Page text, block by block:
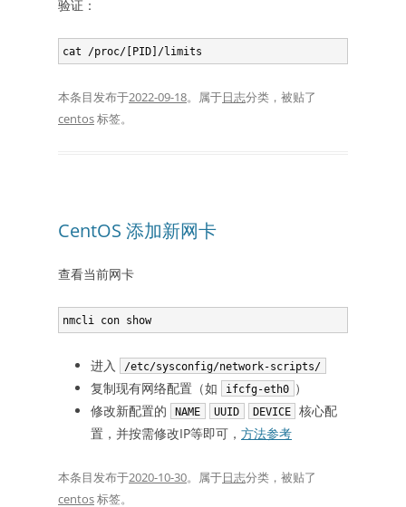
验证：
cat /proc/[PID]/limits
本条目发布于2022-09-18。属于日志分类，被贴了
centos标签。
CentOS 添加新网卡
查看当前网卡
nmcli con show
进入 /etc/sysconfig/network-scripts/
复制现有网络配置（如 ifcfg-eth0 ）
修改新配置的
NAME UUID DEVICE
核心配
置，并按需修改IP等即可， 方法参考
本条目发布于2020-10-30。属于日志分类，被贴了
centos标签。